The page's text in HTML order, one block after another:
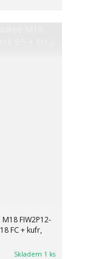
FIW2P12-
FC + kufr,
Skladem 1 ks